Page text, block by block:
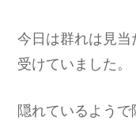
今日は群れは見
受けていました。
隠れているようで